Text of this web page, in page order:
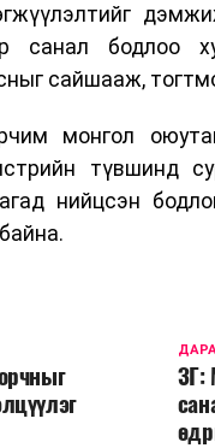
санал бодлоо
сайшааж,
монгол
түвшинд
нийцсэн
ЗГ: